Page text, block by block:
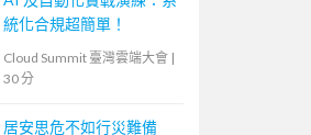
統化合規超簡單！
Cloud Summit 臺灣雲端大會 |
30 分
居安思危不如行災難備